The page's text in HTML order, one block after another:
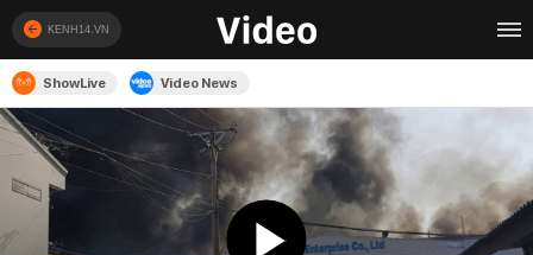
KENH14.VN
ShowLive Video News